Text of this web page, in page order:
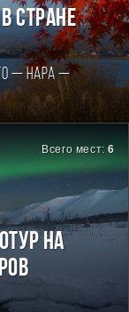
стране
— Нара —
Всего мест:6
на